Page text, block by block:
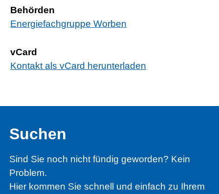
Behörden
Energiefachgruppe Worben
vCard
Kontakt als vCard herunterladen
Suchen
Sind Sie noch nicht fündig geworden? Kein
Problem.
Hier kommen Sie schnell und einfach zu Ihrem